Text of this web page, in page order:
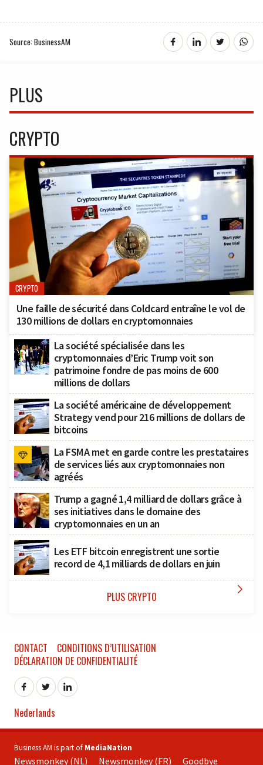
Source: BusinessAM
PLUS
CRYPTO
CRYPTO
Une faille de sécurité dans Coldcard entraîne le vol de
130 millions de dollars en cryptomonnaies
La société spécialisée dans les
cryptomonnaies d’Eric Trump voit son
patrimoine fondre de pas moins de 600
millions de dollars
La société américaine de développement
Strategy vend pour 216 millions de dollars de
bitcoins
La FSMA met en garde contre les prestataires
de services liés aux cryptomonnaies non
agréés
Trump a gagné 1,4 milliard de dollars grâce à
ses initiatives dans le domaine des
cryptomonnaies en un an
Les ETF bitcoin enregistrent une sortie
record de 4,1 milliards de dollars en juin
PLUS CRYPTO 
CONTACT
CONDITIONS D’UTILISATION
DÉCLARATION DE CONFIDENTIALITÉ
Nederlands
Business AM is part of MediaNation
Newsmonkey (NL) Newsmonkey (FR) Goodbye